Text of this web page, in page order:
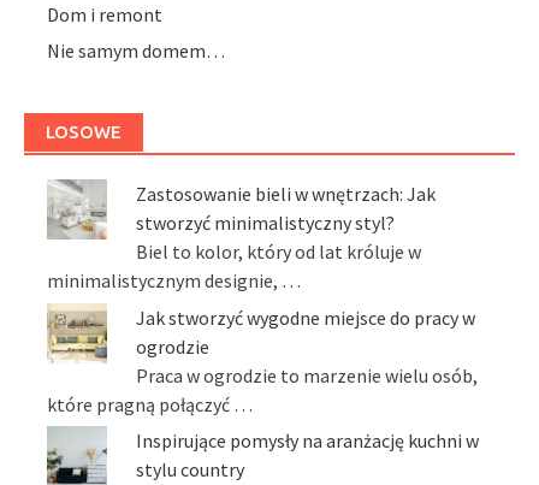
Dom i remont
Nie samym domem…
LOSOWE
Zastosowanie bieli w wnętrzach: Jak
stworzyć minimalistyczny styl?
Biel to kolor, który od lat króluje w
minimalistycznym designie, …
Jak stworzyć wygodne miejsce do pracy w
ogrodzie
Praca w ogrodzie to marzenie wielu osób,
które pragną połączyć …
Inspirujące pomysły na aranżację kuchni w
stylu country